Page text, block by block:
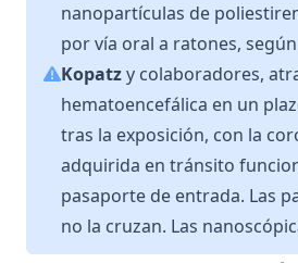
nanopartículas de
por vía oral a ratones,
Kopatzy colaboradores,
hematoencefálica en un
tras la exposición, con la
adquirida en tránsito
pasaporte de entrada. Las
no la cruzan. Las